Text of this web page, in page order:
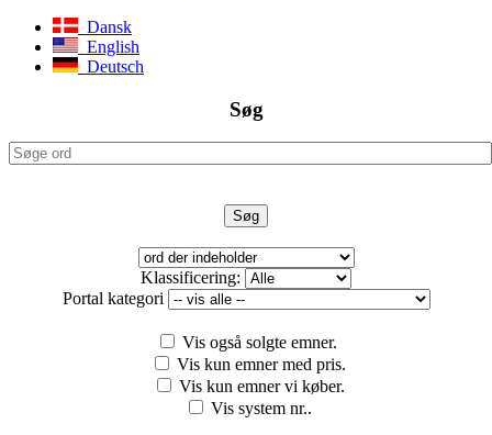
Dansk
English
Deutsch
Søg
Klassificering:
Portal kategori
Vis også solgte emner.
Vis kun emner med pris.
Vis kun emner vi køber.
Vis system nr..